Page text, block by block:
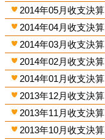
2014年05月收支決算
2014年04月收支決算
2014年03月收支決算
2014年02月收支決算
2014年01月收支決算
2013年12月收支決算
2013年11月收支決算
2013年10月收支決算